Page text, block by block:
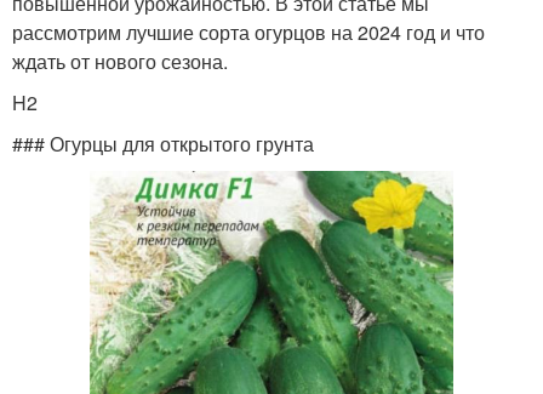
рассмотрим лучшие сорта огурцов на 2024 год и что
ждать от нового сезона.
H2
### Огурцы для открытого грунта